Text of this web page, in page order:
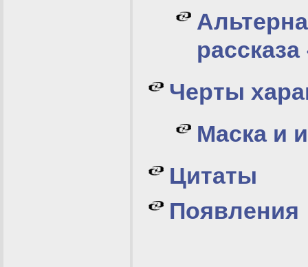
Черты
Маска и
Цитаты
Появления